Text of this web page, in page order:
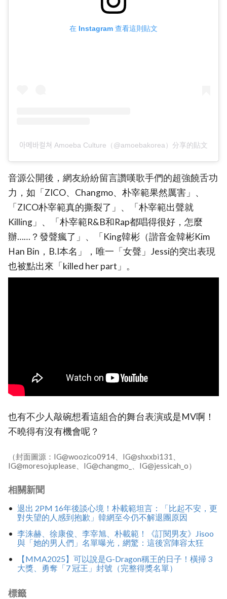
在 Instagram 查看這則貼文
아메바컬쳐 Amoeba Culture（@amoebakorea）分享的貼文
音源公開後，網友紛紛留言讚嘆歌手們的超強饒舌功
力，如「ZICO、Changmo、朴宰範果然厲害」、
「ZICO朴宰範真的撕裂了」、「朴宰範出聲就
Killing」、「朴宰範R&B和Rap都唱得很好，怎麼
辦……？發聲瘋了」、「King韓彬（諧音金韓彬Kim
Han Bin，B.I本名」，唯一「女聲」Jessi的突出表現
也被點出來「killed her part」。
也有不少人敲碗想看這組合的舞台表演或是MV啊！
不曉得有沒有機會呢？
（封面圖源：IG@woozico0914、IG@shxxbi131、
IG@moresojuplease、IG@changmo_、IG@jessicah_o）
相關新聞
退出 2PM 16年後談心境！朴載範坦言：「比起不安，更
對失望的人感到抱歉」韓網至今仍不解退團原因
李洙赫、徐康俊、李宰旭、朴載範！《訂閱男友》Jisoo
與「她的男人們」名單曝光，網驚：這後宮陣容太狂
【MMA2025】可以說是G-Dragon稱王的日子！橫掃 3
大獎、勇奪「7 冠王」封號（完整得獎名單）
標籤